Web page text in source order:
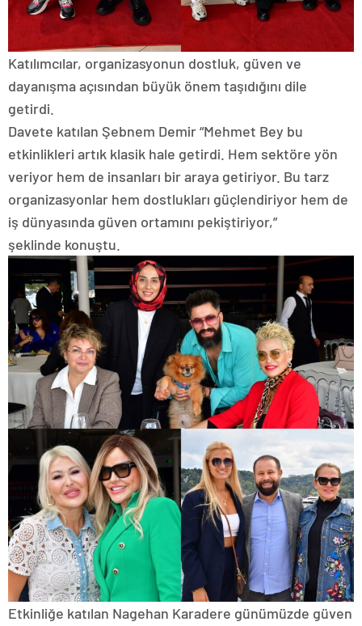
Katılımcılar, organizasyonun dostluk, güven ve
dayanışma açısından büyük önem taşıdığını dile
getirdi.
Davete katılan Şebnem Demir “Mehmet Bey bu
etkinlikleri artık klasik hale getirdi. Hem sektöre yön
veriyor hem de insanları bir araya getiriyor. Bu tarz
organizasyonlar hem dostlukları güçlendiriyor hem de
iş dünyasında güven ortamını pekiştiriyor,”
şeklinde konuştu.
Etkinliğe katılan Nagehan Karadere günümüzde güven